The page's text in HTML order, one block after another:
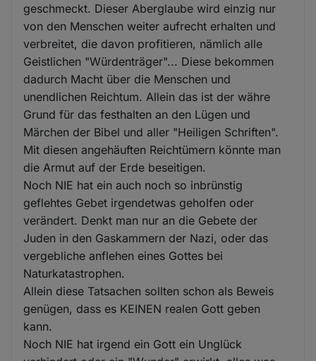
geschmeckt. Dieser Aberglaube wird einzig nur
von den Menschen weiter aufrecht erhalten und
verbreitet, die davon profitieren, nämlich alle
Geistlichen "Würdenträger"... Diese bekommen
dadurch Macht über die Menschen und
unendlichen Reichtum. Allein das ist der währe
Grund für das festhalten an den Lügen und
Märchen der Bibel und aller "Heiligen Schriften".
Mit diesen angehäuften Reichtümern könnte man
die Armut auf der Erde beseitigen.
Noch NIE hat ein auch noch so inbrünstig
geflehtes Gebet irgendetwas geholfen oder
verändert. Denkt man nur an die Gebete der
Juden in den Gaskammern der Nazi, oder das
vergebliche anflehen eines Gottes bei
Naturkatastrophen.
Allein diese Tatsachen sollten schon als Beweis
genügen, dass es KEINEN realen Gott geben
kann.
Noch NIE hat irgend ein Gott ein Unglück